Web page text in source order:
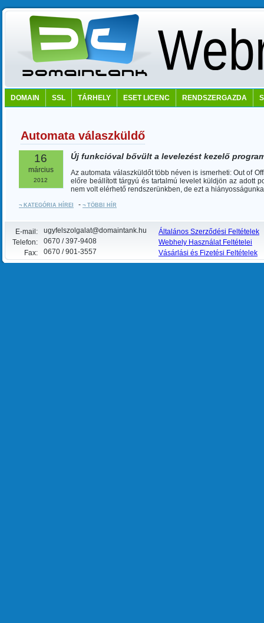
DOMAIN SSL TÁRHELY ESET LICENC RENDSZERGAZDA
Automata válaszküldő
16
március
2012
Új funkcióval bővült a levelezést kezelő
Az automata válaszküldőt több néven is ismerheti: Out of
előre beállított tárgyú és tartalmú levelet küldjön az adott
nem voltelérhető rendszerünkben, de ezta
¬ KATEGÓRIA HÍREI - ¬ TÖBBI HÍR
E-mail:
ugyfelszolgalat@domaintank.hu
Telefon:
0670 / 397-9408
Fax:
0670 / 901-3557
Általános Szerződési Feltételek
Webhely Használat Feltételei
Vásárlási és Fizetési Feltételek